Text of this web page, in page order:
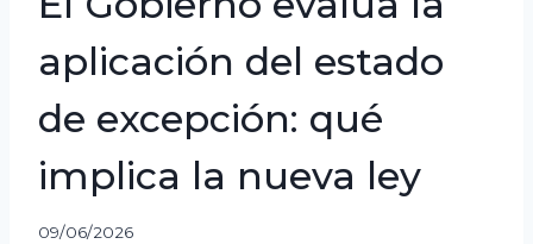
aplicación del estado
de excepción: qué
implica la nueva ley
09/06/2026